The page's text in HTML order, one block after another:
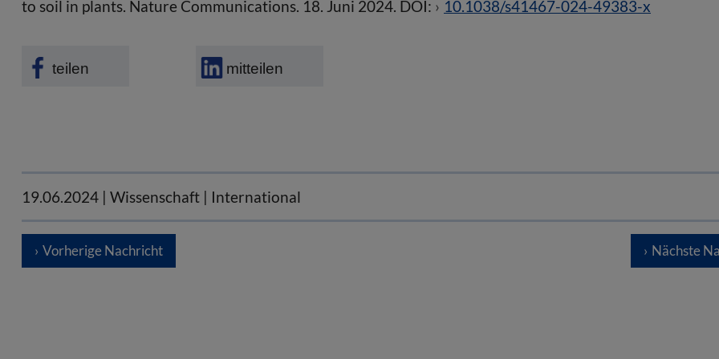
to soil in plants. Nature Communications. 18. Juni 2024. DOI:
10.1038/s41467-024-49383-x
teilen mitteilen
19.06.2024 | Wissenschaft | International
Vorherige Nachricht Nächste